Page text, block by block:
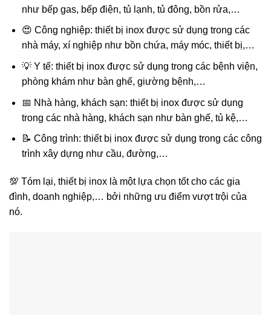
như bếp gas, bếp điện, tủ lạnh, tủ đông, bồn rửa,…
😍 Công nghiệp: thiết bị inox được sử dụng trong các
nhà máy, xí nghiệp như bồn chứa, máy móc, thiết bị,…
💡 Y tế: thiết bị inox được sử dụng trong các bệnh viện,
phòng khám như bàn ghế, giường bệnh,…
📅 Nhà hàng, khách sạn: thiết bị inox được sử dụng
trong các nhà hàng, khách sạn như bàn ghế, tủ kệ,…
📝 Công trình: thiết bị inox được sử dụng trong các công
trình xây dựng như cầu, đường,…
💯 Tóm lại, thiết bị inox là một lựa chọn tốt cho các gia
đình, doanh nghiệp,… bởi những ưu điểm vượt trội của
nó.